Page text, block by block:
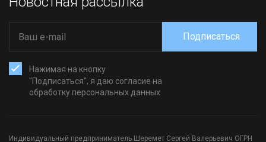
Нажимая на кнопку
"Подписаться", я даю согласие на
обработку персональных данных
Подписаться
Индивидуальный предприниматель Шеремет Сергей Валерьевич ОГРН